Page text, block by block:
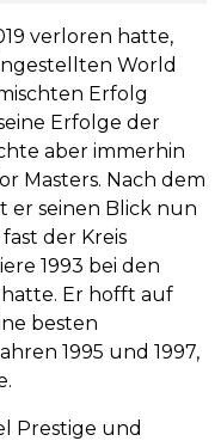
verloren hatte,
World
Erfolg
Erfolge der
aber immerhin
Masters. Nach dem
er seinen Blick nun
der Kreis
1993 bei den
Er hofft auf
besten
1995 und 1997,
Prestige und